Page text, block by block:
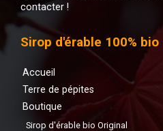
contacter !
Sirop d'érable 100% bio
Accueil
Terre de pépites
Boutique
Sirop d'érable bio Original